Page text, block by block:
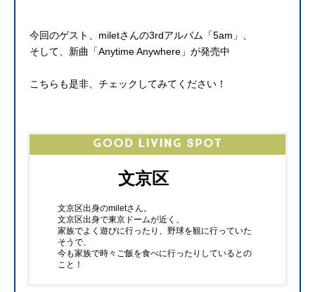
今回のゲスト、miletさんの3rdアルバム「5am」、
そして、新曲「Anytime Anywhere」が発売中
こちらも是非、チェックしてみてください！
文京区
文京区出身のmiletさん。
文京区出身で東京ドームが近く、
家族でよく遊びに行ったり、野球を観に行っていた
そうで、
今も家族で時々ご飯を食べに行ったりしているとの
こと！